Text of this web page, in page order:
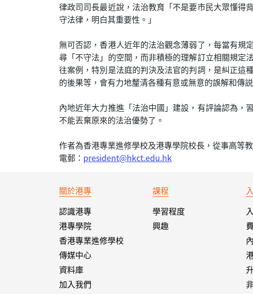
律政司司長最近說，法治教育「不是要市民大眾懂得
守法律，明白其重要性。」
無可否認，香港人近年的法治觀念薄弱了，每當有規
尋「不守法」的空間，而非積極的理解訂立相關規定
往案例，特別是法庭的判決及法官的判詞，是糾正這
的後果等，會有力地釐清各種有意或無意的誤解和傳説
內地近年大力推進「法治中國」建設，有評論認為，
不能丟棄原來的法治優勢了。
作者為香港專業進修學校及港專學院校長，從事高等
電郵： president@hkct.edu.hk
關於港專
認識港專
港專學院
香港專業進修學校
傳媒中心
資料庫
加入我們
課程
學習程度
興趣